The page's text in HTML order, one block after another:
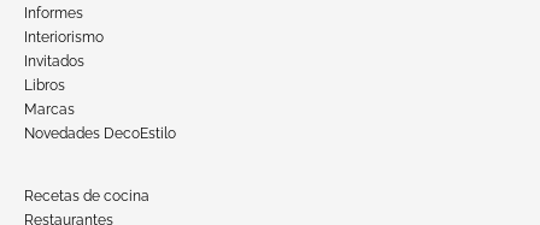
Informes
Interiorismo
Invitados
Libros
Marcas
Novedades DecoEstilo
Recetas de cocina
Restaurantes